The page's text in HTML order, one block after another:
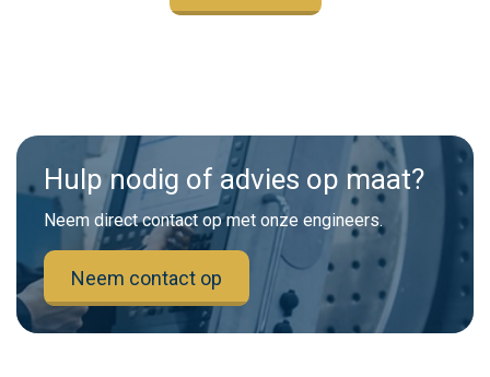
Hulp nodig of advies op maat?
Neem direct contact op met onze engineers.
Neem contact op